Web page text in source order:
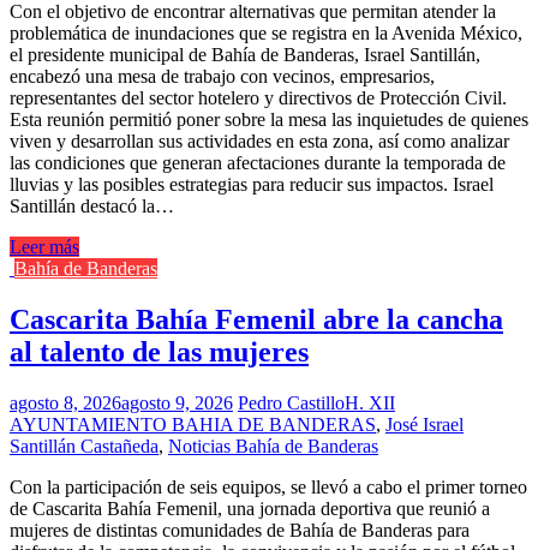
Con el objetivo de encontrar alternativas que permitan atender la
problemática de inundaciones que se registra en la Avenida México,
el presidente municipal de Bahía de Banderas, Israel Santillán,
encabezó una mesa de trabajo con vecinos, empresarios,
representantes del sector hotelero y directivos de Protección Civil.
Esta reunión permitió poner sobre la mesa las inquietudes de quienes
viven y desarrollan sus actividades en esta zona, así como analizar
las condiciones que generan afectaciones durante la temporada de
lluvias y las posibles estrategias para reducir sus impactos. Israel
Santillán destacó la…
Leer más
Bahía de Banderas
Cascarita Bahía Femenil abre la cancha
al talento de las mujeres
agosto 8, 2026agosto 9, 2026 Pedro CastilloH. XII
AYUNTAMIENTO BAHIA DE BANDERAS, José Israel
Santillán Castañeda, Noticias Bahía de Banderas
Con la participación de seis equipos, se llevó a cabo el primer torneo
de Cascarita Bahía Femenil, una jornada deportiva que reunió a
mujeres de distintas comunidades de Bahía de Banderas para